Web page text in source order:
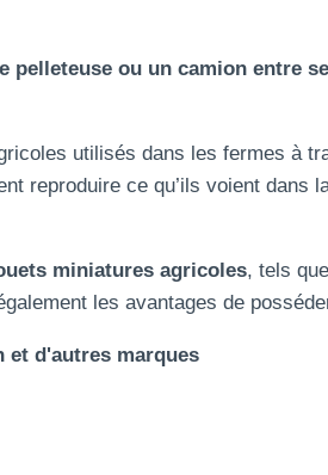
pelleteuse ou un camion entre
utilisés dans les fermes à
reproduire ce qu’ils voient dans
miniatures agricoles, tels
les avantages de
et d'autres marques